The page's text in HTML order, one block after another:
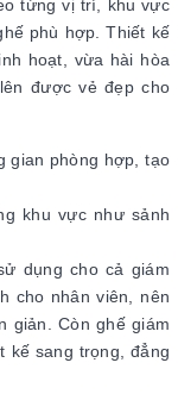
từng vị trí, khu vực
phù hợp. Thiết kế
hoạt, vừa hài hòa
được vẻ đẹp cho
gian phòng hợp, tạo
khu vực như sảnh
dụng cho cả giám
cho nhân viên, nên
giản. Còn ghế giám
kế sang trọng, đẳng